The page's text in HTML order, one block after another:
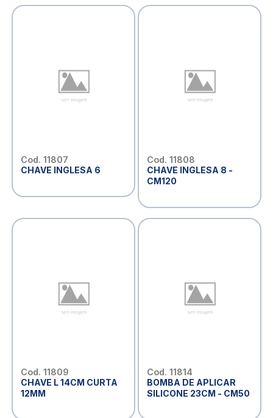
Cod. 11807
CHAVE INGLESA 6
Cod. 11808
CHAVE INGLESA 8 -
CM120
Cod. 11809
CHAVE L 14CM CURTA
12MM
Cod. 11814
BOMBA DE APLICAR
SILICONE 23CM - CM50